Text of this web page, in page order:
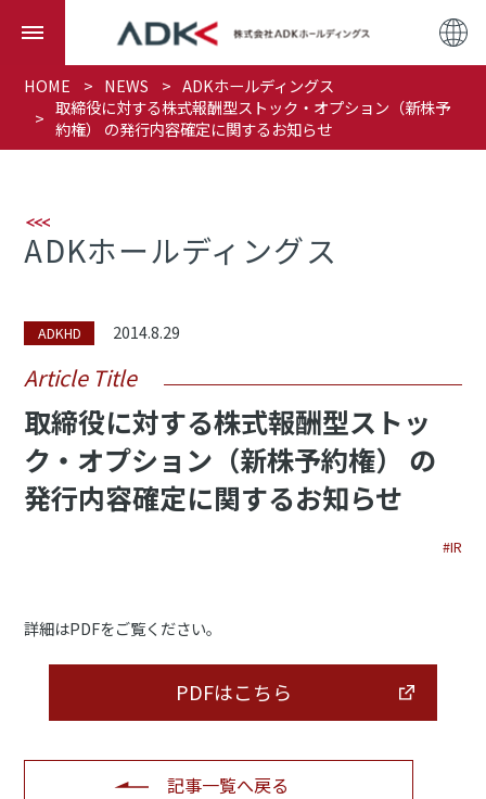
HOME NEWS
ADKホールディングス
取締役に対する株式報酬型ストック・オプション（新株予
約権） の発行内容確定に関するお知らせ
ADKホールディングス
ADKHD 2014.8.29
Article Title
取締役に対する株式報酬型ストッ
ク・オプション（新株予約権） の
発行内容確定に関するお知らせ
#IR
詳細はPDFをご覧ください。
PDFはこちら
記事一覧へ戻る